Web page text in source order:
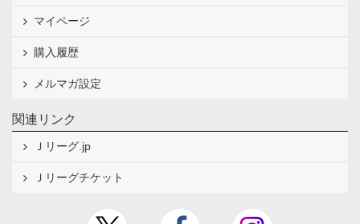
マイページ
購入履歴
メルマガ設定
関連リンク
Ｊリーグ.jp
Ｊリーグチケット